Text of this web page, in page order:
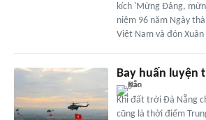
kích 'Mừng Đảng,
niệm 96 năm Ngày
Việt Nam và đón
Bay huấn luyện
Khi đất trời Đà Nẵng
cũng là thời điểm